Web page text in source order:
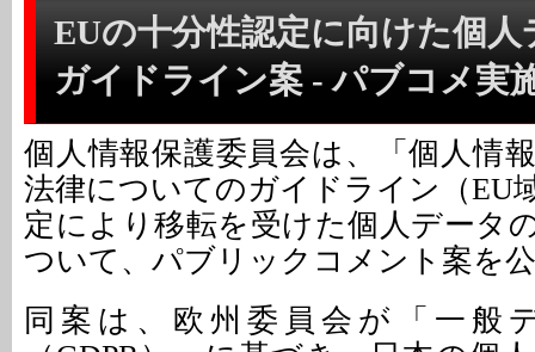
EUの十分性認定に向けた個人
ガイドライン案 - パブコメ実
個人情報保護委員会は、「個人情
法律についてのガイドライン（EU
定により移転を受けた個人データ
ついて、パブリックコメント案を
同案は、欧州委員会が「一般